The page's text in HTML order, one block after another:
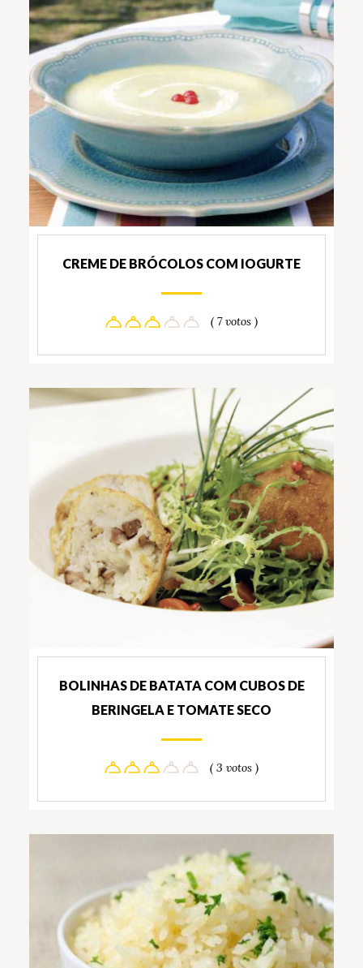
CREME DE BRÓCOLOS COM IOGURTE
( 7 votos )
BOLINHAS DE BATATA COM CUBOS DE
BERINGELA E TOMATE SECO
( 3 votos )